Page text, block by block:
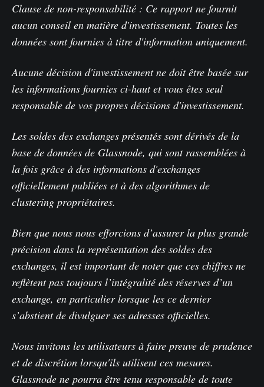
Clause de non-responsabilité : Ce rapport ne fournit
aucun conseil en matière d'investissement. Toutes les
données sont fournies à titre d'information uniquement.
Aucune décision d'investissement ne doit être basée sur
les informations fournies ci-haut et vous êtes seul
responsable de vos propres décisions d'investissement.
Les soldes des exchanges présentés sont dérivés de la
base de données de Glassnode, qui sont rassemblées à
la fois grâce à des informations d'exchanges
officiellement publiées et à des algorithmes de
clustering propriétaires.
Bien que nous nous efforcions d’assurer la plus grande
précision dans la représentation des soldes des
exchanges, il est important de noter que ces chiffres ne
reflètent pas toujours l’intégralité des réserves d’un
exchange, en particulier lorsque les ce dernier
s’abstient de divulguer ses adresses officielles.
Nous invitons les utilisateurs à faire preuve de prudence
et de discrétion lorsqu'ils utilisent ces mesures.
Glassnode ne pourra être tenu responsable de toute